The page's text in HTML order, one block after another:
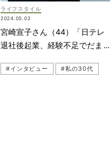
ライフスタイル
2024.05.02
宮崎宣子さん（44）「日テレ
退社後起業、経験不足でだまさ
#インタビュー #私の30代